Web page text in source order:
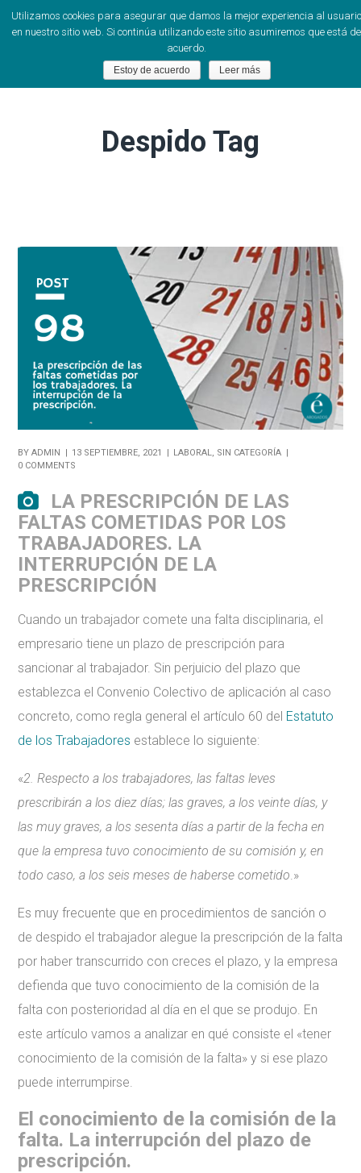
Despido Tag
BYADMIN 13 SEPTIEMBRE, 2021 LABORAL, SIN CATEGORÍA
0 COMMENTS
LA PRESCRIPCIÓN DE LAS
FALTAS COMETIDAS POR LOS
TRABAJADORES. LA
INTERRUPCIÓN DE LA
PRESCRIPCIÓN
Cuando un trabajador comete una falta disciplinaria, el
empresario tiene un plazo de prescripción para
sancionar al trabajador. Sin perjuicio del plazo que
establezca el Convenio Colectivo de aplicación al caso
concreto, como regla general el artículo 60 del Estatuto
de los Trabajadores establece lo siguiente:
«2. Respecto a los trabajadores, las faltas leves
prescribirán a los diez días; las graves, a los veinte días, y
las muy graves, a los sesenta días a partir de la fecha en
que la empresa tuvo conocimiento de su comisión y, en
todo caso, a los seis meses de haberse cometido .»
Es muy frecuente que en procedimientos de sanción o
de despido el trabajador alegue la prescripción de la falta
por haber transcurrido con creces el plazo, y la empresa
defienda que tuvo conocimiento de la comisión de la
falta con posterioridad al día en el que se produjo. En
este artículo vamos a analizar en qué consiste el «tener
conocimiento de la comisión de la falta» y si ese plazo
puede interrumpirse.
El conocimiento de la comisión de la
falta. La interrupción del plazo de
prescripción.
Utilizamos cookies para asegurar que damos la mejor experiencia al usuario
en nuestro sitio web. Si continúa utilizando este sitio asumiremos que está de
acuerdo.
Estoy de acuerdo Leer más